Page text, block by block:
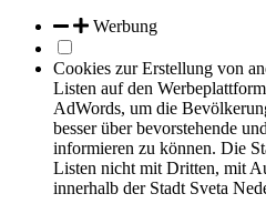
Werbung
Cookies zur Erstellung von
Listen auf den
AdWords, um die
besser über bevorstehende
informieren zu können. Die
Listen nicht mit Dritten, mit
innerhalb der Stadt Sveta